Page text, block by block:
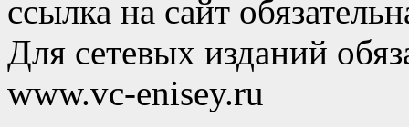
ссылка на сайт
Для сетевых изданий
www.vc-enisey.ru